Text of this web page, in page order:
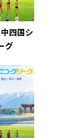
四国シ
グ